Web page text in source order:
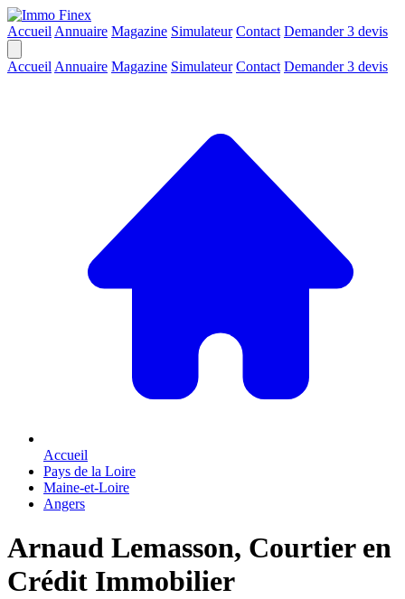
Accueil Annuaire Magazine Simulateur Contact Demander 3 devis
Accueil Annuaire Magazine Simulateur Contact Demander 3 devis
Accueil
Pays de la Loire
Maine-et-Loire
Angers
Arnaud Lemasson, Courtier en
Crédit Immobilier